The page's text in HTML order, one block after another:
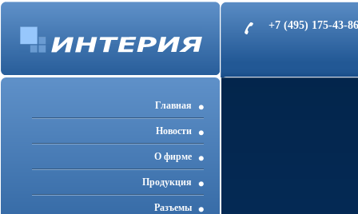
+7 (495) 175-43-
Главная
Новости
О фирме
Продукция
Разъемы